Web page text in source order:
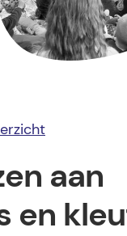
aan
en